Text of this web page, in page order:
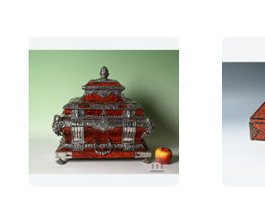
Verkaeuferseite